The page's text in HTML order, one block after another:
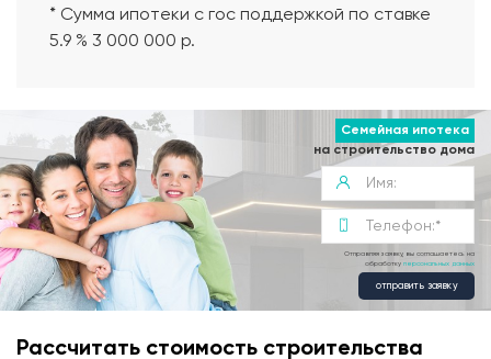
* Сумма ипотеки с гос поддержкой по ставке
5.9 % 3 000 000 р.
Семейная ипотека
на строительство дома
Отправляя заявку, вы соглашаетесь на
обработку персональных данных
отправить заявку
Рассчитать стоимость строительства